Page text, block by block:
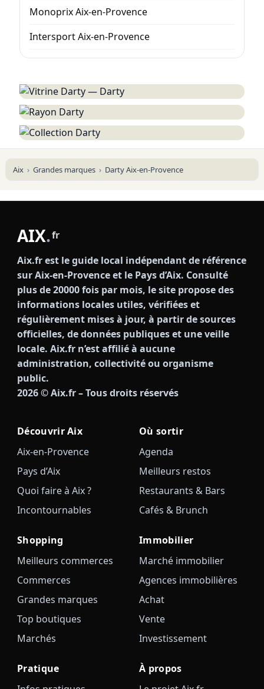
Monoprix Aix-en-Provence
Intersport Aix-en-Provence
Aix Grandes marques Darty Aix-en-Provence
AIX.fr
Aix.fr est le guide local indépendant de référence
sur Aix-en-Provence et le Pays d’Aix. Consulté
plus de 20000 fois par mois, le site propose des
informations locales utiles, vérifiées et
régulièrement mises à jour, à partir de sources
officielles, de données publiques et une veille
locale. Aix.fr n’est affilié à aucune
administration, collectivité ou organisme
public.
2026© Aix.fr – Tous droits réservés
Découvrir Aix
Aix-en-Provence
Pays d’Aix
Quoi faire à Aix ?
Incontournables
Où sortir
Agenda
Meilleurs restos
Restaurants & Bars
Cafés & Brunch
Shopping
Meilleurs commerces
Commerces
Grandes marques
Top boutiques
Marchés
Immobilier
Marché immobilier
Agences immobilières
Achat
Vente
Investissement
Pratique
À propos